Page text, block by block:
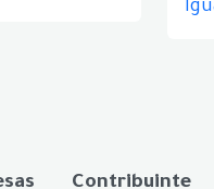
Contribuinte